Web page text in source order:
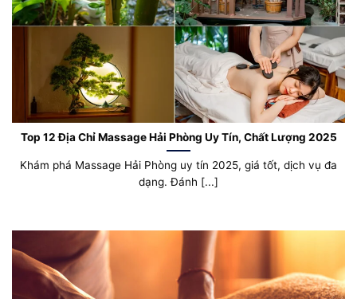
Top 12 Địa Chỉ Massage Hải Phòng Uy Tín, Chất Lượng 2025
Khám phá Massage Hải Phòng uy tín 2025, giá tốt, dịch vụ đa
dạng. Đánh [...]